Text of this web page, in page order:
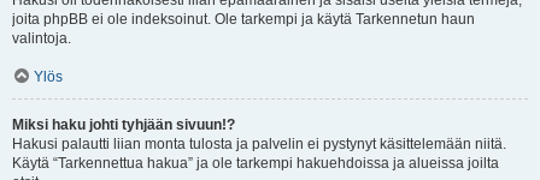
joita phpBB ei ole indeksoinut. Ole tarkempi ja käytä Tarkennetun haun
valintoja.
Ylös
Miksi haku johti tyhjään sivuun!?
Hakusi palautti liian monta tulosta ja palvelin ei pystynyt käsittelemään niitä.
Käytä “Tarkennettua hakua” ja ole tarkempi hakuehdoissa ja alueissa joilta